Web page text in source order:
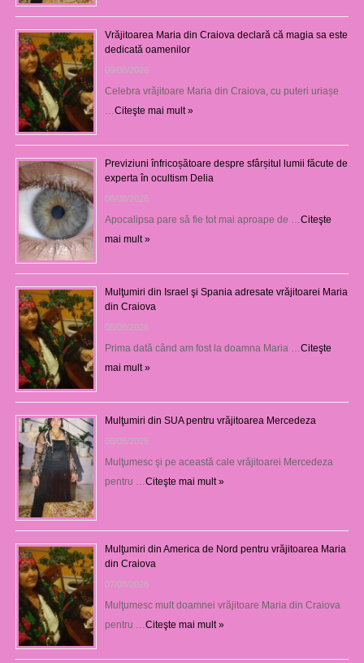
Vrăjitoarea Maria din Craiova declară că magia sa este
dedicată oamenilor
09/08/2026
Celebra vrăjitoare Maria din Craiova, cu puteri uriașe
Citeşte mai mult »
Previziuni înfricoșătoare despre sfârșitul lumii făcute de
experta în ocultism Delia
08/08/2026
Apocalipsa pare să fie tot mai aproape de … Citeşte
mai mult »
Mulţumiri din Israel şi Spania adresate vrăjitoarei Maria
din Craiova
08/08/2026
Prima dată când am fost la doamna Maria … Citeşte
mai mult »
Mulţumiri din SUA pentru vrăjitoarea Mercedeza
08/08/2026
Mulţumesc şi pe această cale vrăjitoarei Mercedeza
pentru … Citeşte mai mult »
Mulţumiri din America de Nord pentru vrăjitoarea Maria
din Craiova
07/08/2026
Mulţumesc mult doamnei vrăjitoare Maria din Craiova
pentru … Citeşte mai mult »